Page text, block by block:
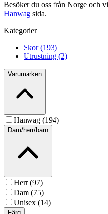
Besöker du oss från Norge och
Hanwag sida.
Kategorier
Skor (193)
Utrustning (2)
Varumärken
Hanwag (194)
Dam/herr/barn
Herr (97)
Dam (75)
Unisex (14)
Färg